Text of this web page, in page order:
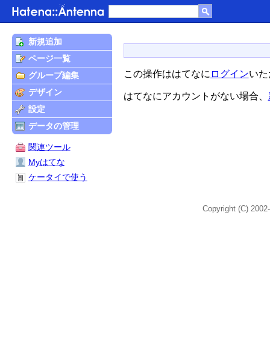
この操作ははてなに ログインい
はてなにアカウントがない場合、
新規追加
ページ一覧
グループ編集
デザイン
設定
データの管理
関連ツール
Myはてな
ケータイで使う
Copyright (C)